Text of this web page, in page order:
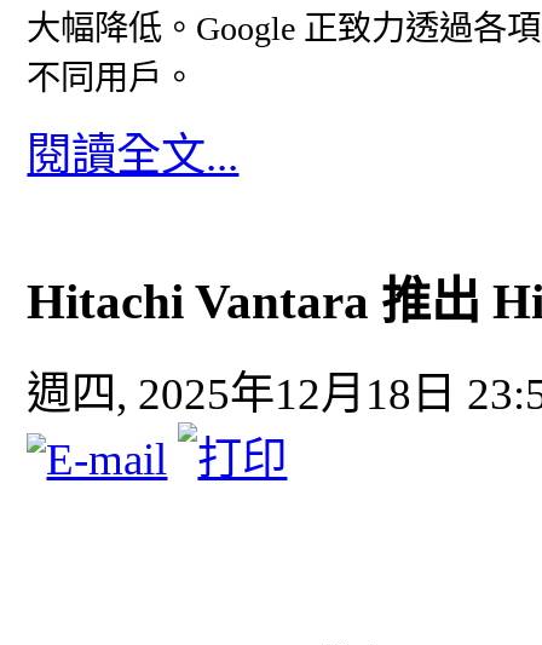
大幅降低。Google 正致力透過各
不同用戶。
閱讀全文...
Hitachi Vantara 推出
週四, 2025年12月18日